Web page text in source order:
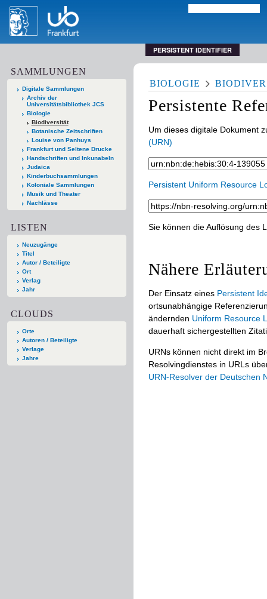
PERSISTENT IDENTIFIER
SAMMLUNGEN
Digitale Sammlungen
Archiv der
Universitätsbibliothek JCS
Biologie
Biodiversität
Botanische Zeitschriften
Louise von Panhuys
Frankfurt und Seltene Drucke
Handschriften und Inkunabeln
Judaica
Kinderbuchsammlungen
Koloniale Sammlungen
Musik und Theater
Nachlässe
LISTEN
Neuzugänge
Titel
Autor / Beteiligte
Ort
Verlag
Jahr
CLOUDS
Orte
Autoren / Beteiligte
Verlage
Jahre
BIOLOGIE
Persistente
Um dieses digitale Dokument
(URN)
Persistent Uniform Resource
Sie können die Auflösung des
Nähere
Der Einsatz eines Persistent
ortsunabhängige
ändernden Uniform Resource
dauerhaft sichergestellten
URNs können nicht direkt im
Resolvingdienstes in URLs
URN-Resolver der Deutschen